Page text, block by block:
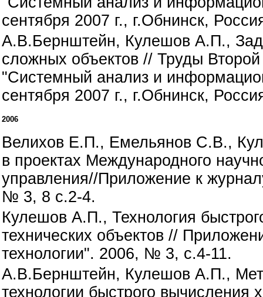
сентября 2007 г., г.Обнинск,
А.В.Бернштейн, Кулешов А.П.,
сложных объектов // Труды
"Системный анализ и
сентября 2007 г., г.Обнинск,
2006
Велихов Е.П., Емельянов С.В.,
в проектах Международного
управления//Приложение к
№ 3, 8 с.2-4.
Кулешов А.П., Технология
технических объектов //
технологии". 2006, № 3, с.4-11.
А.В.Бернштейн, Кулешов А.П.,
технологии быстрого вычисления